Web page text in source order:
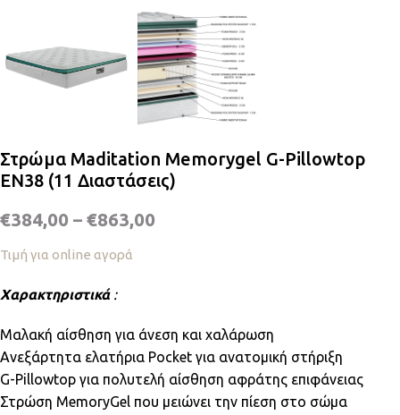
Στρώμα Maditation Memorygel G-Pillowtop
EN38 (11 Διαστάσεις)
€384,00 – €863,00
Τιμή για online αγορά
Χαρακτηριστικά:
Μαλακή αίσθηση για άνεση και χαλάρωση
Ανεξάρτητα ελατήρια Pocket για ανατομική στήριξη
G-Pillowtop για πολυτελή αίσθηση αφράτης επιφάνειας
Στρώση MemoryGel που μειώνει την πίεση στο σώμα